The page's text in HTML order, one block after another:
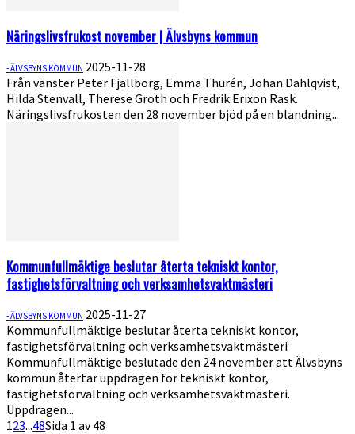
Näringslivsfrukost november | Älvsbyns kommun
- ÄLVSBYNS KOMMUN 2025-11-28
Från vänster Peter Fjällborg, Emma Thurén, Johan Dahlqvist,
Hilda Stenvall, Therese Groth och Fredrik Erixon Rask.
Näringslivsfrukosten den 28 november bjöd på en blandning...
Kommunfullmäktige beslutar återta tekniskt kontor,
fastighetsförvaltning och verksamhetsvaktmästeri
- ÄLVSBYNS KOMMUN 2025-11-27
Kommunfullmäktige beslutar återta tekniskt kontor,
fastighetsförvaltning och verksamhetsvaktmästeri
Kommunfullmäktige beslutade den 24 november att Älvsbyns
kommun återtar uppdragen för tekniskt kontor,
fastighetsförvaltning och verksamhetsvaktmästeri.
Uppdragen...
123...48Sida 1 av 48